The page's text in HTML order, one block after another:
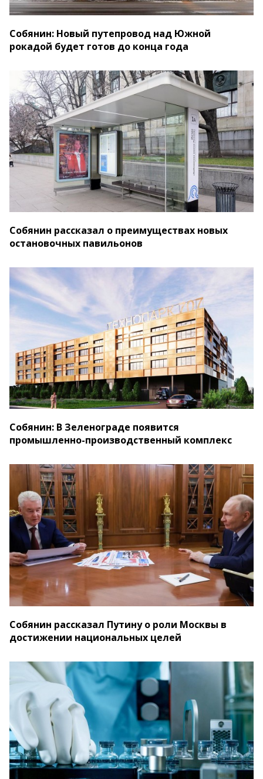
Собянин: Новый путепровод над Южной
рокадой будет готов до конца года
Собянин рассказал о преимуществах новых
остановочных павильонов
Собянин: В Зеленограде появится
промышленно-производственный комплекс
Собянин рассказал Путину о роли Москвы в
достижении национальных целей